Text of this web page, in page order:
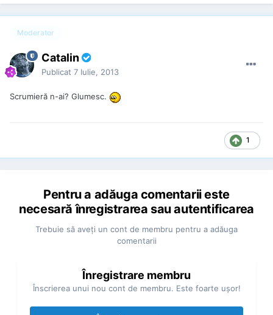
Moderator
Catalin
Publicat 7 Iulie, 2013
Scrumieră n-ai? Glumesc.
1
Pentru a adăuga comentarii este
necesară înregistrarea sau autentificarea
Trebuie să aveţi un cont de membru pentru a adăuga
comentarii
Înregistrare membru
Înscrierea unui nou cont de membru. Este foarte uşor!